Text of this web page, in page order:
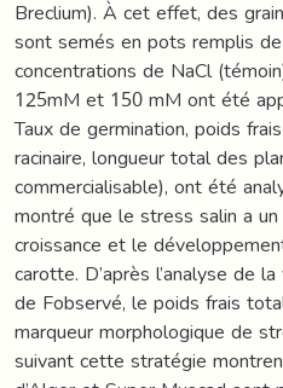
Breclium). À cet effet, des
sont semés en pots remplis
concentrations de NaCl
125mM et 150 mM ont été
Taux de germination, poids
racinaire, longueur total des
commercialisable), ont été
montré que le stress salin a
croissance et le
carotte. D’après l’analyse de
de Fobservé, le poids frais
marqueur morphologique de
suivant cette stratégie